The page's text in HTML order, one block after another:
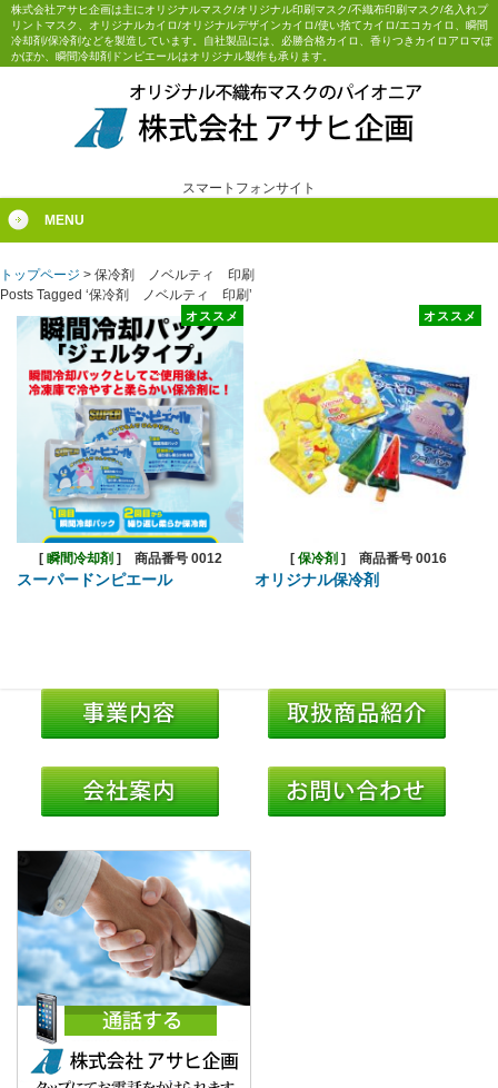
株式会社アサヒ企画は主にオリジナルマスク/オリジナル印刷マスク/不織布印刷マスク/名入れプ
リントマスク、オリジナルカイロ/オリジナルデザインカイロ/使い捨てカイロ/エコカイロ、瞬間
冷却剤/保冷剤などを製造しています。自社製品には、必勝合格カイロ、香りつきカイロアロマぽ
かぽか、瞬間冷却剤ドンピエールはオリジナル製作も承ります。
スマートフォンサイト
MENU
トップページ > 保冷剤 ノベルティ 印刷
Posts Tagged ‘保冷剤 ノベルティ 印刷’
オススメ
[ 瞬間冷却剤 ] 商品番号 0012
スーパードンピエール
オススメ
[ 保冷剤 ] 商品番号 0016
オリジナル保冷剤